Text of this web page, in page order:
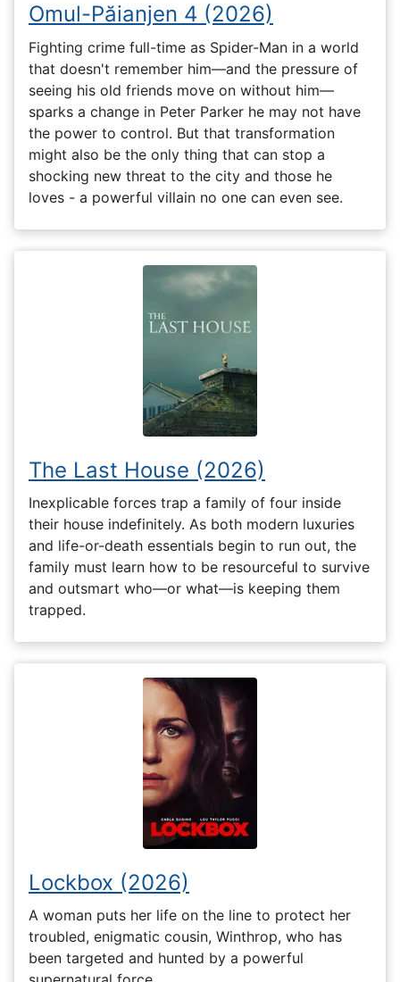
Omul-Păianjen 4 (2026)
Fighting crime full-time as Spider-Man in a world
that doesn't remember him—and the pressure of
seeing his old friends move on without him—
sparks a change in Peter Parker he may not have
the power to control. But that transformation
might also be the only thing that can stop a
shocking new threat to the city and those he
loves - a powerful villain no one can even see.
The Last House (2026)
Inexplicable forces trap a family of four inside
their house indefinitely. As both modern luxuries
and life-or-death essentials begin to run out, the
family must learn how to be resourceful to survive
and outsmart who—or what—is keeping them
trapped.
Lockbox (2026)
A woman puts her life on the line to protect her
troubled, enigmatic cousin, Winthrop, who has
been targeted and hunted by a powerful